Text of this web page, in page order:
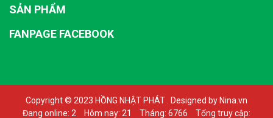
SẢN PHẨM
FANPAGE FACEBOOK
Copyright © 2023 HỒNG NHẬT PHÁT . Designed by Nina.vn
Đang online: 2
Hôm nay: 21 Tháng: 6766
Tổng truy cập: